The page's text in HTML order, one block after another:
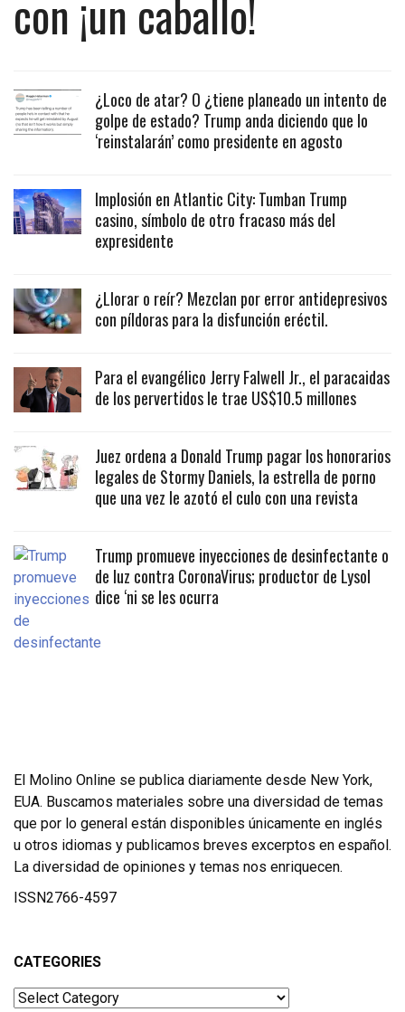
con ¡un caballo!
¿Loco de atar? O ¿tiene planeado un intento de
golpe de estado? Trump anda diciendo que lo
‘reinstalarán’ como presidente en agosto
Implosión en Atlantic City: Tumban Trump
casino, símbolo de otro fracaso más del
expresidente
¿Llorar o reír? Mezclan por error antidepresivos
con píldoras para la disfunción eréctil.
Para el evangélico Jerry Falwell Jr., el paracaidas
de los pervertidos le trae US$10.5 millones
Juez ordena a Donald Trump pagar los honorarios
legales de Stormy Daniels, la estrella de porno
que una vez le azotó el culo con una revista
Trump promueve inyecciones de desinfectante o
de luz contra CoronaVirus; productor de Lysol
dice ‘ni se les ocurra
El Molino Online se publica diariamente desde New York,
EUA. Buscamos materiales sobre una diversidad de temas
que por lo general están disponibles únicamente en inglés
u otros idiomas y publicamos breves excerptos en español.
La diversidad de opiniones y temas nos enriquecen.
ISSN2766-4597
CATEGORIES
Categories